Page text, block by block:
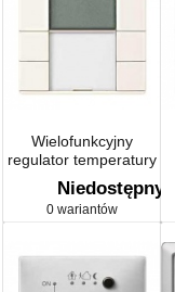
Wielofunkcyjny
regulator temperatury
Artec/Antique
Niedostępny
0 wariantów